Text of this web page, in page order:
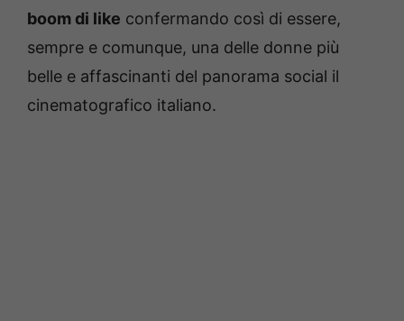
boom di like confermando così di essere,
sempre e comunque, una delle donne più
belle e affascinanti del panorama social il
cinematografico italiano.